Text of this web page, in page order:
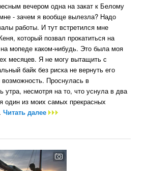
вечером одна на закат к Белому
- зачем я вообще вылезла? Надо
работы. И тут встретился мне
который позвал прокатиться на
мопеде каком-нибудь. Это была моя
месяцев. Я не могу вытащить с
байк без риска не вернуть его
возможность. Проснулась в
утра, несмотря на то, что уснула в два
один из моих самых прекрасных
Читать далее